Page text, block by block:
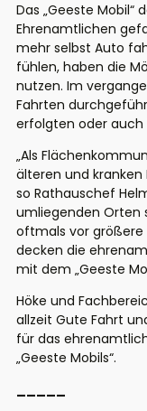
Das „Geeste Mobil“
Ehrenamtlichen
mehr selbst Auto
fühlen, haben die
nutzen. Im
Fahrten
erfolgten oder auch
„Als
älteren und kranken
so Rathauschef
umliegenden Orten
oftmals vor größere
decken die
mit dem „Geeste
Höke und
allzeit Gute Fahrt
für das
„Geeste Mobils“.